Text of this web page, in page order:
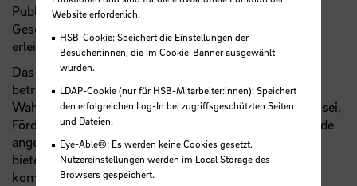
Publikum regte an, die Einführung einer zweiten
Geschäftssprache zu erwägen, um den Zugang zu
erleichtern.
Das Thema Finanzierung wurde ebenfalls kritisch
betrachtet. Viele im Publikum äußerten die
Wahrnehmung, dass es für Migrant:innen schwieriger sei,
Fördermittel oder Kredite zu erhalten. Gleichzeitig wurde
angemerkt, dass Deutschland zahlreiche Ressourcen
bietet, die jedoch zugänglicher und koordinierter
kommuniziert werden müssen.
Website erforderlich.
HSB-Cookie: Speichert die Einstellungen der
Besucher:innen, die im Cookie-Banner ausgewählt
wurden.
LDAP-Cookie (nur für HSB-Mitarbeiter:innen): Speichert
den erfolgreichen Log-In bei zugriffsgeschützten Seiten
und Dateien.
Eye-Able®: Es werden keine Cookies gesetzt.
Nutzereinstellungen werden im Local Storage des
Browsers gespeichert.